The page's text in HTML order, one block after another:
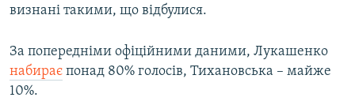
визнані такими, що відбулися.
За попередніми офіційними даними, Лукашенко
набирає понад 80% голосів, Тихановська – майже
10%.